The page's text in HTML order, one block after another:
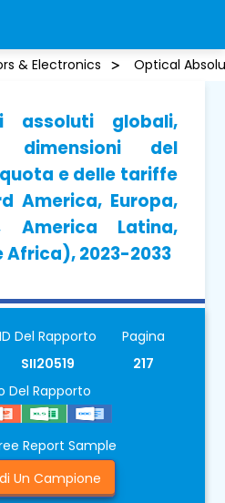
& Electronics Optical
assoluti globali,
dimensioni del
e delle tariffe
America, Europa,
America Latina,
Africa), 2023-2033
ID Del Rapporto
SII20519
Pagina
217
Del Rapporto
Report Sample
Un Campione